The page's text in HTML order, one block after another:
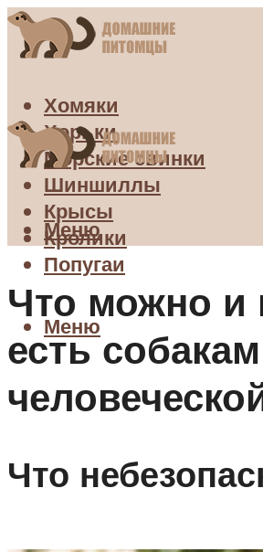
Хомяки
Хорьки
Морские свинки
Шиншиллы
Крысы
Кролики
Попугаи
Меню
Меню
Что можно и
есть
Что